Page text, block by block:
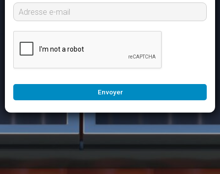
Envoyer